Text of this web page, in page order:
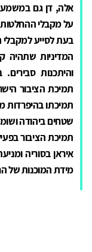
אלה, דן גם
על מקבלי ההחלטות
בעת לסייע
המדיניות שתהיה
והיתכנות סבירים.
תמיכת הציבור
תמיכתו בהיפרדות
שטחים ביהודה
תמיכת הציבור
איראן בסוריה
מידת המוכנות של